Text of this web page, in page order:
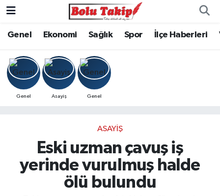
Genel Ekonomi Sağlık Spor İlçe Haberleri
Genel Asayiş Genel
ASAYIŞ
Eski uzman çavuş iş
yerinde vurulmuş halde
ölü bulundu